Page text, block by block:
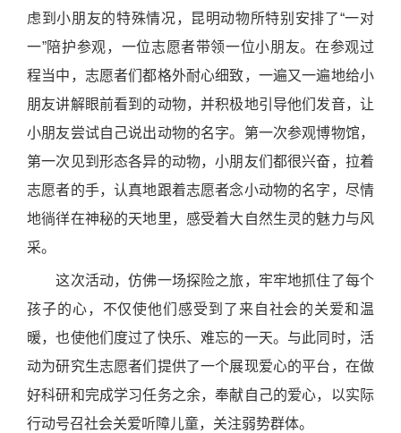
虑到小朋友的特殊情况，昆明动物所特别安排了“一对
一”陪护参观，一位志愿者带领一位小朋友。在参观过
程当中，志愿者们都格外耐心细致，一遍又一遍地给小
朋友讲解眼前看到的动物，并积极地引导他们发音，让
小朋友尝试自己说出动物的名字。 第一次参观博物馆，
第一次见到形态各异的动物，小朋友们都很兴奋，拉着
志愿者的手，认真地跟着志愿者念小动物的名字，尽情
地徜徉在神秘的天地里，感受着大自然生灵的魅力与风
采。
这次活动，仿佛一场探险之旅，牢牢地抓住了每个
孩子的心，不仅使他们感受到了来自社会的关爱和温
暖，也使他们度过了快乐、难忘的一天。与此同时，活
动为研究生志愿者们提供了一个展现爱心的平台，在做
好科研和完成学习任务之余，奉献自己的爱心，以实际
行动号召社会关爱听障儿童，关注弱势群体。